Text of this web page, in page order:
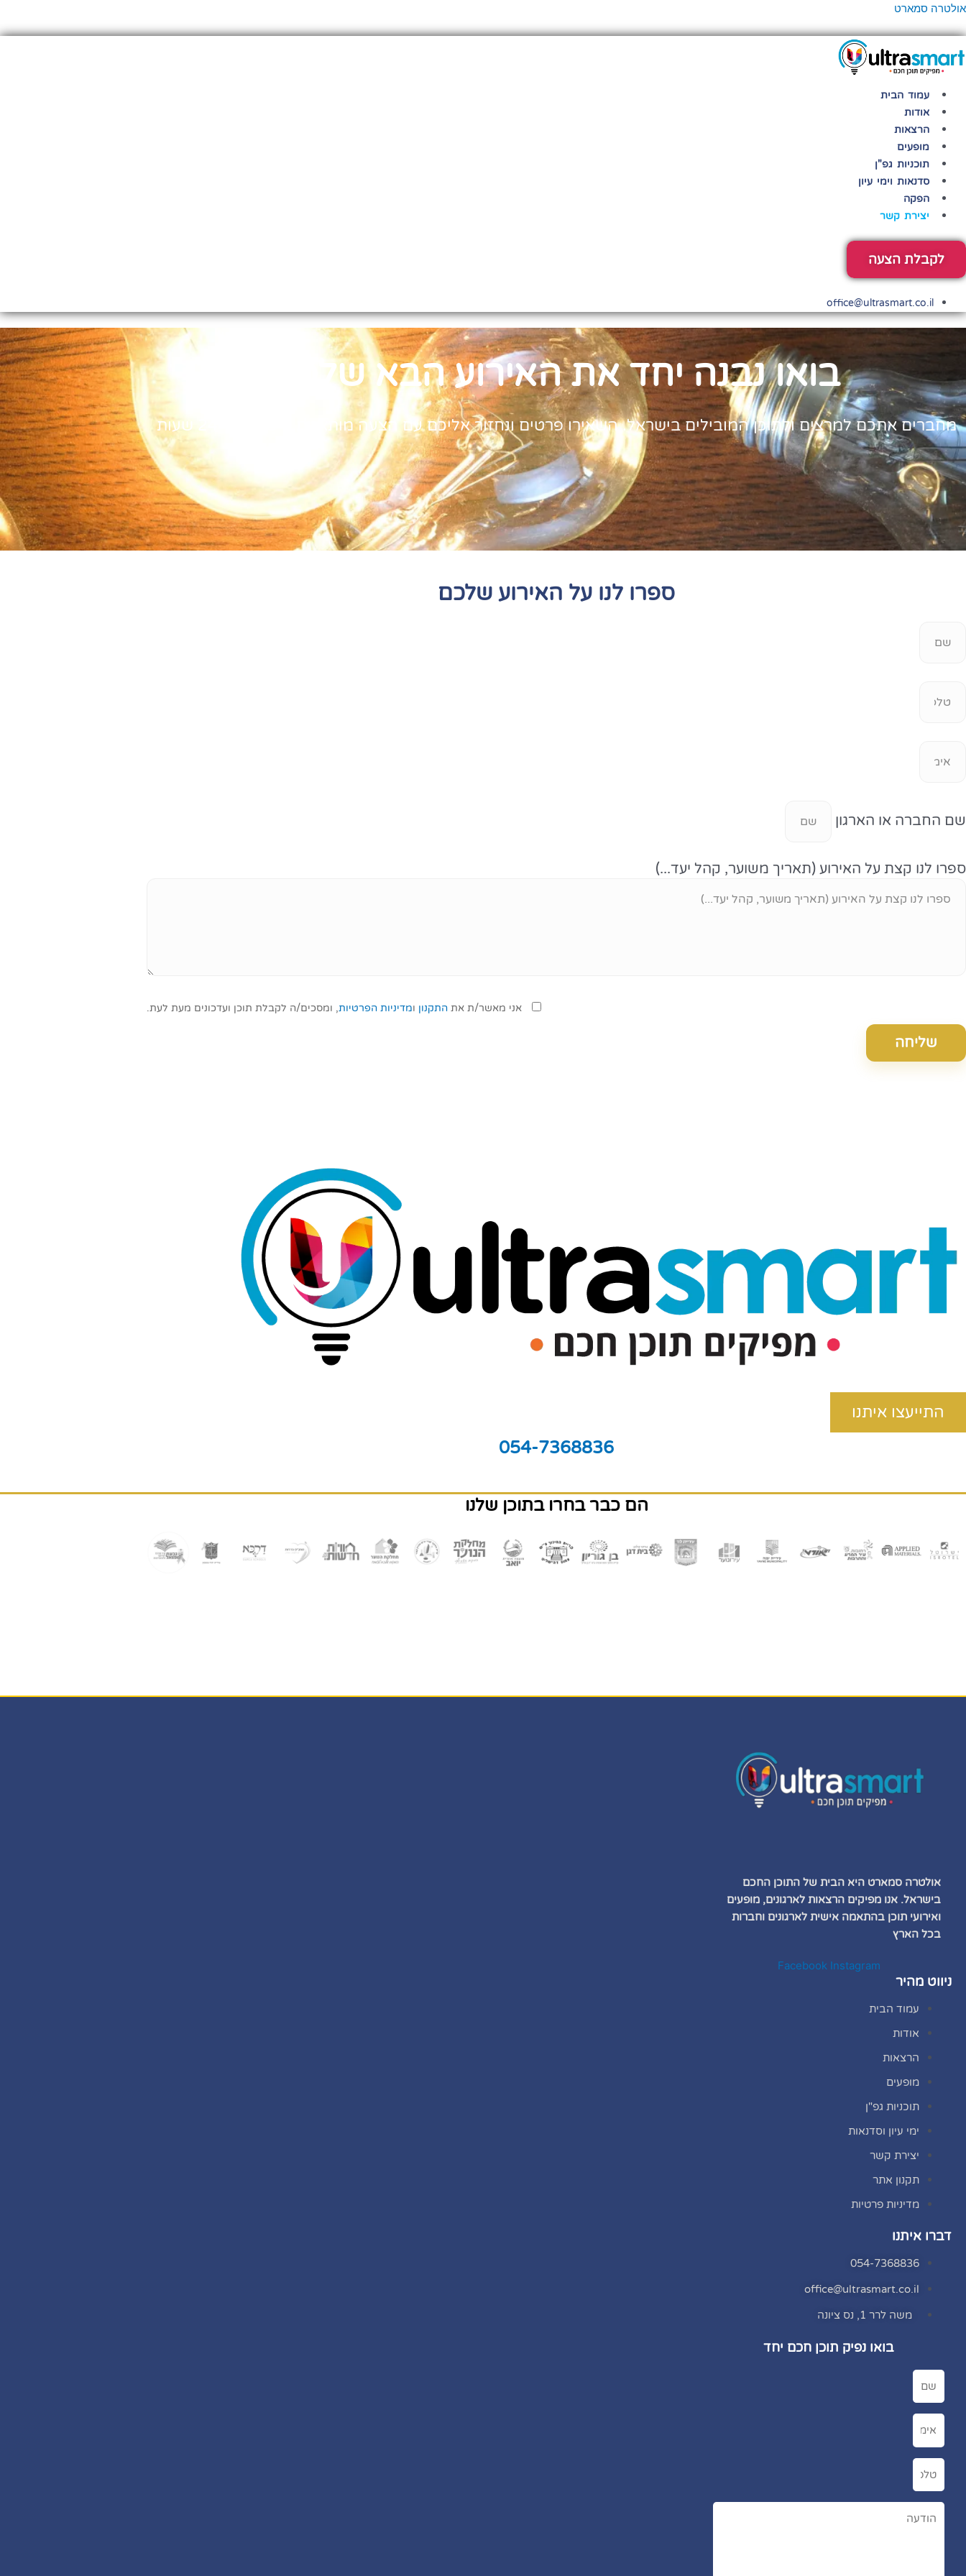
דילוג
אולטרה סמארט
תפריט
עמוד הבית
אודות
הרצאות
מופעים
תוכניות גפ"ן
סדנאות וימי עיון
הפקה
יצירת קשר
לקבלת הצעה
office@ultrasmart.co.il
בואו נבנה יחד את האירוע הבא שלכם
מחברים אתכם למרצים ולתוכן המובילים בישראל. השאירו פרטים ונחזור אליכם עם הצעה מותאמת אישית תוך 24 שעות
ספרו לנו על האירוע שלכם
שם החברה או הארגון
ספרו לנו קצת על האירוע (תאריך משוער, קהל יעד...)
אני מאשר/ת את התקנון ומדיניות הפרטיות, ומסכים/ה לקבלת תוכן ועדכונים מעת לעת.
שליחה
התייעצו איתנו
054-7368836
הם כבר בחרו בתוכן שלנו
אולטרה סמארט היא הבית של התוכן החכם
בישראל. אנו מפיקים הרצאות לארגונים, מופעים
ואירועי תוכן בהתאמה אישית לארגונים וחברות
בכל הארץ
Facebook Instagram
ניווט מהיר
עמוד הבית
אודות
הרצאות
מופעים
תוכניות גפ"ן
ימי עיון וסדנאות
יצירת קשר
תקנון אתר
מדיניות פרטיות
דברו איתנו
054-7368836
office@ultrasmart.co.il
משה לרר 1, נס ציונה
בואו נפיק תוכן חכם יחד